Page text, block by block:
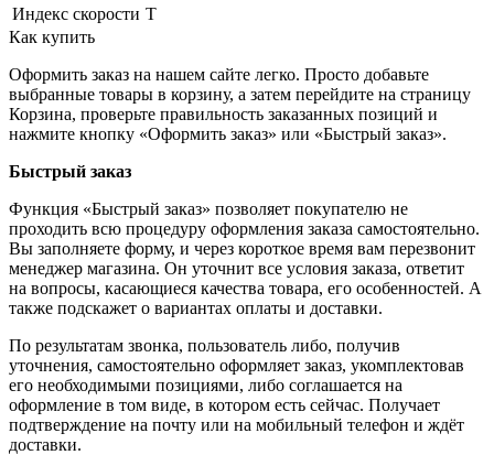
Индекс скорости T
Как купить
Оформить заказ на нашем сайте легко. Просто добавьте
выбранные товары в корзину, а затем перейдите на страницу
Корзина, проверьте правильность заказанных позиций и
нажмите кнопку «Оформить заказ» или «Быстрый заказ».
Быстрый заказ
Функция «Быстрый заказ» позволяет покупателю не
проходить всю процедуру оформления заказа самостоятельно.
Вы заполняете форму, и через короткое время вам перезвонит
менеджер магазина. Он уточнит все условия заказа, ответит
на вопросы, касающиеся качества товара, его особенностей. А
также подскажет о вариантах оплаты и доставки.
По результатам звонка, пользователь либо, получив
уточнения, самостоятельно оформляет заказ, укомплектовав
его необходимыми позициями, либо соглашается на
оформление в том виде, в котором есть сейчас. Получает
подтверждение на почту или на мобильный телефон и ждёт
доставки.